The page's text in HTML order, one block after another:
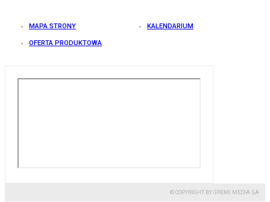
MAPA STRONY KALENDARIUM
OFERTA PRODUKTOWA
© COPYRIGHT BY GREMI MEDIA SA